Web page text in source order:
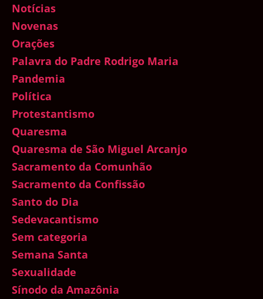
Notícias
Novenas
Orações
Palavra do Padre Rodrigo Maria
Pandemia
Política
Protestantismo
Quaresma
Quaresma de São Miguel Arcanjo
Sacramento da Comunhão
Sacramento da Confissão
Santo do Dia
Sedevacantismo
Sem categoria
Semana Santa
Sexualidade
Sínodo da Amazônia